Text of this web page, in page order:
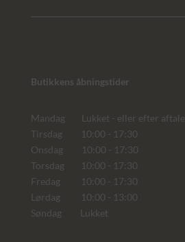
Butikkens åbningstider
Mandag Lukket - eller efter aftale
Tirsdag 10:00 - 17:30
Onsdag 10:00 - 17:30
Torsdag 10:00 - 17:30
Fredag 10:00 - 17:30
Lørdag 10:00 - 13:00
Søndag Lukket